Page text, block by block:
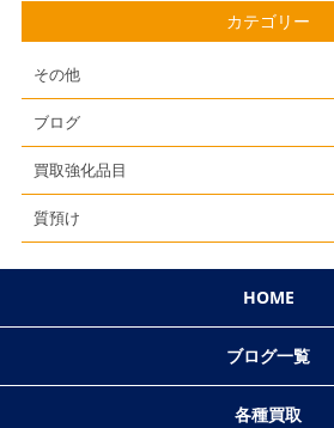
カテゴリー
その他
ブログ
買取強化品目
質預け
HOME
ブログ一覧
各種買取